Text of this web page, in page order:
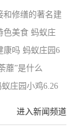
和修缮的著名建
色美食 蚂蚁庄
康吗 蚂蚁庄园6
蘼”是什么
庄园小鸡6.26
进入新闻频道